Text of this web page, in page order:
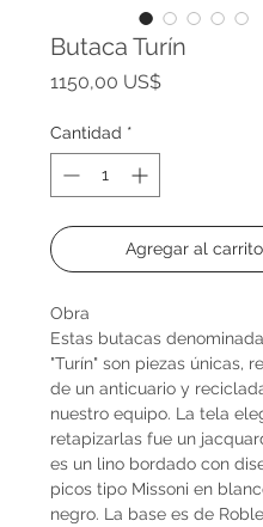
Butaca Turín
1150,00 US$Precio
Cantidad *
Agregar al carrito
Obra
Estas butacas
"Turín" son piezas únicas,
de un anticuario y
nuestro equipo. La tela
retapizarlas fue un
es un lino bordado con
picos tipo Missoni en
negro. La base es de